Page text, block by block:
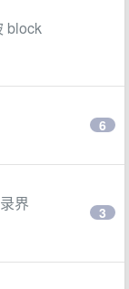
block
6
界
3